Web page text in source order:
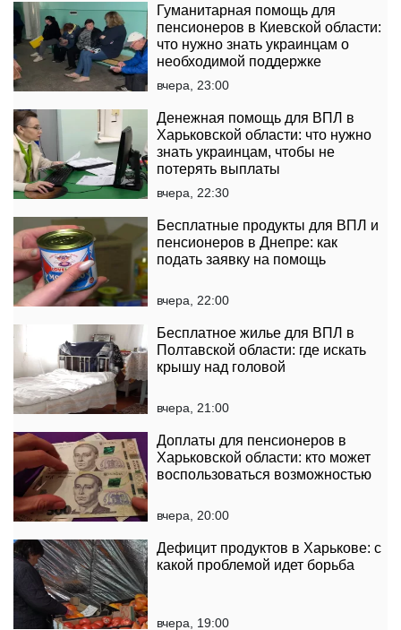
Гуманитарная помощь для
пенсионеров в Киевской области:
что нужно знать украинцам о
необходимой поддержке
вчера, 23:00
Денежная помощь для ВПЛ в
Харьковской области: что нужно
знать украинцам, чтобы не
потерять выплаты
вчера, 22:30
Бесплатные продукты для ВПЛ и
пенсионеров в Днепре: как
подать заявку на помощь
вчера, 22:00
Бесплатное жилье для ВПЛ в
Полтавской области: где искать
крышу над головой
вчера, 21:00
Доплаты для пенсионеров в
Харьковской области: кто может
воспользоваться возможностью
вчера, 20:00
Дефицит продуктов в Харькове: с
какой проблемой идет борьба
вчера, 19:00